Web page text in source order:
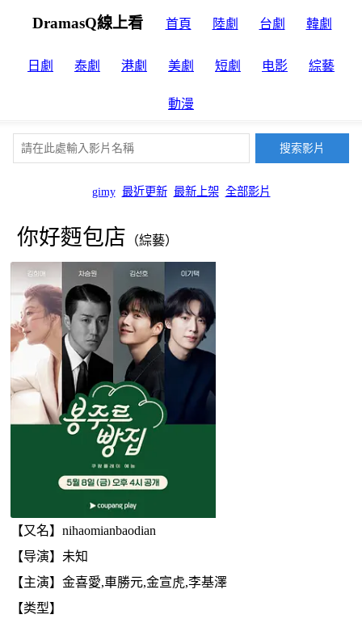
DramasQ線上看 首頁 陸劇 台劇 韓劇
日劇 泰劇 港劇 美劇 短劇 电影 綜藝
動漫
gimy 最近更新 最新上架 全部影片
你好麪包店 （綜藝）
【又名】nihaomianbaodian
【导演】未知
【主演】金喜愛,車勝元,金宣虎,李基澤
【类型】